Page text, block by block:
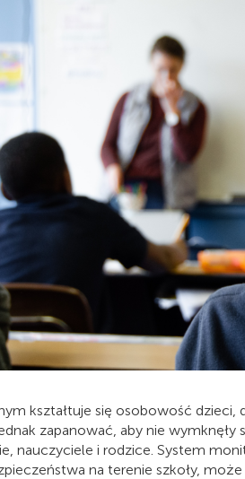
kształtuje się osobowość
zapanować, aby nie
nauczyciele i rodzice. System
na terenie szkoły,